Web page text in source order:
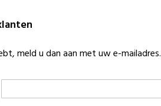
meld u dan aan met uw e-mailadres.